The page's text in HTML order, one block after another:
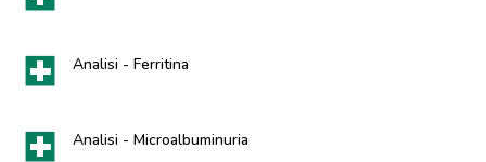
Analisi - Ferritina
Analisi - Microalbuminuria